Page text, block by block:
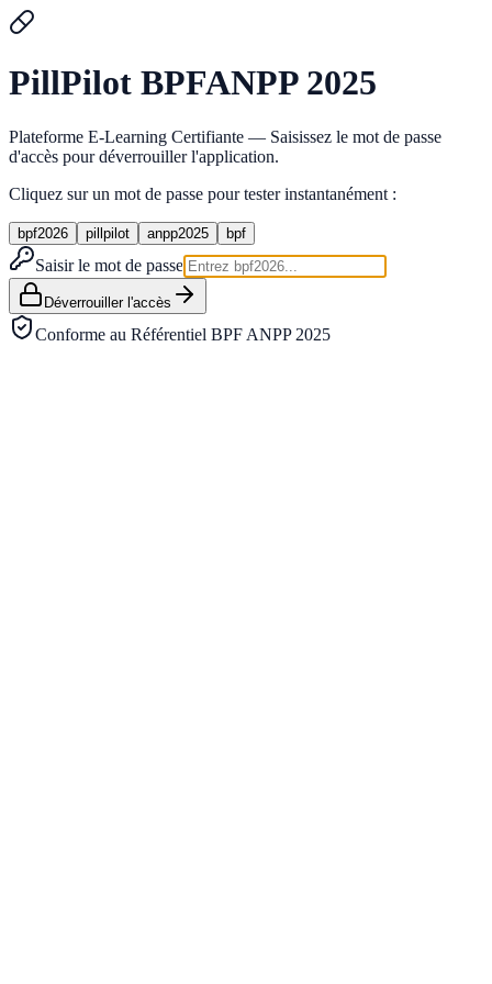
PillPilot BPFANPP 2025
Plateforme E-Learning Certifiante — Saisissez le mot de passe
d'accès pour déverrouiller l'application.
Cliquez sur un mot de passe pour tester instantanément :
bpf2026 pillpilot anpp2025 bpf
Saisir le mot de passe
Déverrouiller l'accès
Conforme au Référentiel BPF ANPP 2025